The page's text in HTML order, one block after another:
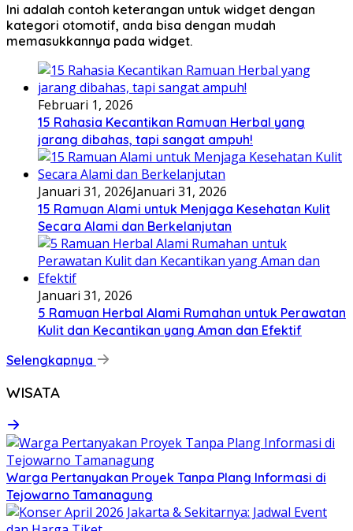
Ini adalah contoh keterangan untuk widget dengan
kategori otomotif, anda bisa dengan mudah
memasukkannya pada widget.
Februari 1, 2026
15 Rahasia Kecantikan Ramuan Herbal yang
jarang dibahas, tapi sangat ampuh!
Januari 31, 2026Januari 31, 2026
15 Ramuan Alami untuk Menjaga Kesehatan Kulit
Secara Alami dan Berkelanjutan
Januari 31, 2026
5 Ramuan Herbal Alami Rumahan untuk Perawatan
Kulit dan Kecantikan yang Aman dan Efektif
Selengkapnya
WISATA
Warga Pertanyakan Proyek Tanpa Plang Informasi di
Tejowarno Tamanagung